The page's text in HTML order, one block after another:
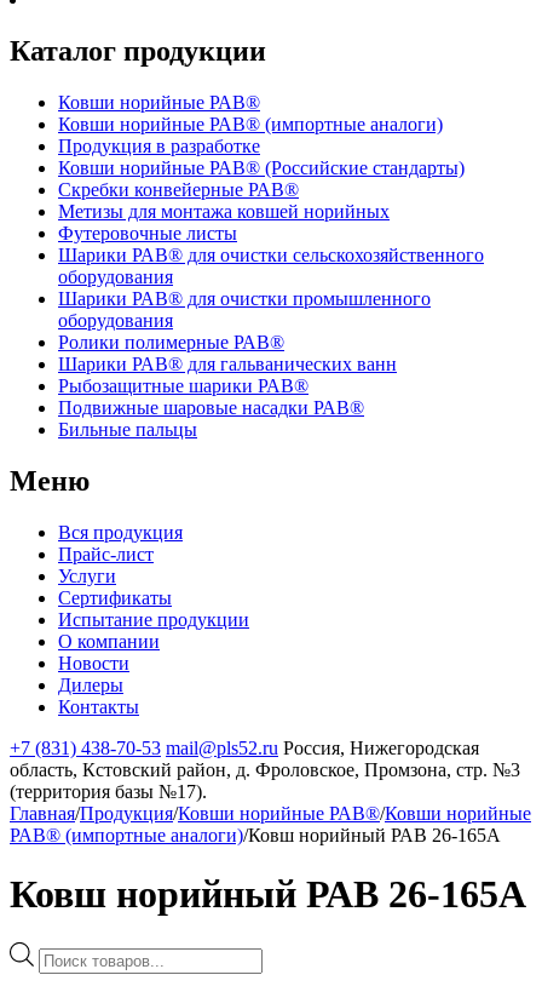
Каталог продукции
Ковши норийные РАВ®
Ковши норийные РАВ® (импортные аналоги)
Продукция в разработке
Ковши норийные РАВ® (Российские стандарты)
Скребки конвейерные РАВ®
Метизы для монтажа ковшей норийных
Футеровочные листы
Шарики РАВ® для очистки сельскохозяйственного
оборудования
Шарики РАВ® для очистки промышленного
оборудования
Ролики полимерные РАВ®
Шарики РАВ® для гальванических ванн
Рыбозащитные шарики РАВ®
Подвижные шаровые насадки РАВ®
Бильные пальцы
Меню
Вся продукция
Прайс-лист
Услуги
Сертификаты
Испытание продукции
О компании
Новости
Дилеры
Контакты
+7 (831) 438-70-53 mail@pls52.ru Россия, Нижегородская
область, Кстовский район, д. Фроловское, Промзона, стр. №3
(территория базы №17).
Главная/Продукция/Ковши норийные РАВ®/Ковши норийные
РАВ® (импортные аналоги)/Ковш норийный РАВ 26-165А
Ковш норийный РАВ 26-165А
Поиск
товаров